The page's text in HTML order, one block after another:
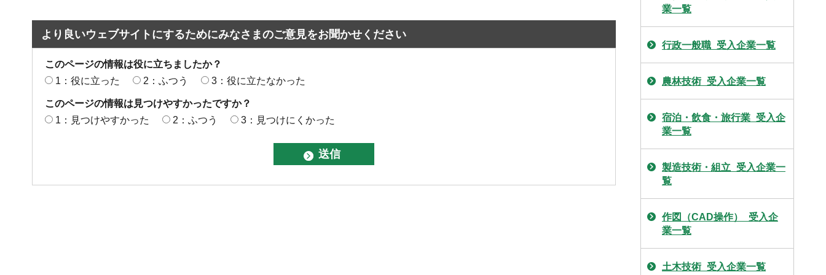
より良いウェブサイトにするためにみなさまのご意見をお聞かせください
このページの情報は役に立ちましたか？
1：役に立った
2：ふつう 3：役に立たなかった
このページの情報は見つけやすかったですか？
1：見つけやすかった
2：ふつう 3：見つけにくかった
業一覧
行政一般職_受入企業一覧
農林技術_受入企業一覧
宿泊・飲食・旅行業_受入企
業一覧
製造技術・組立_受入企業一
覧
作図（CAD操作）_受入企
業一覧
土木技術_受入企業一覧